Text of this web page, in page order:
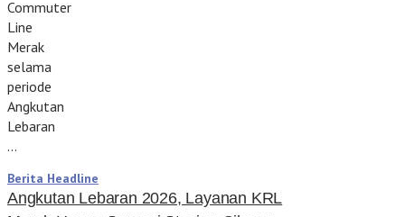
Commuter
Line
Merak
selama
periode
Angkutan
Lebaran
…
Berita Headline
Angkutan Lebaran 2026, Layanan KRL